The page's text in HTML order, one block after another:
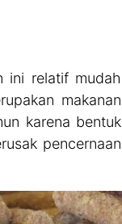
ini relatif mudah
makanan
karena bentuk
pencernaan